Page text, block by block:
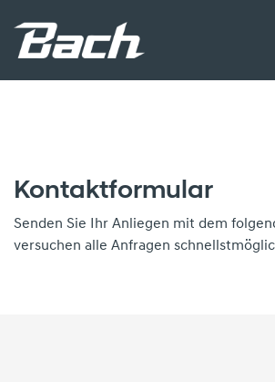
Kontaktformular
Senden Sie Ihr Anliegen mit dem
versuchen alle Anfragen